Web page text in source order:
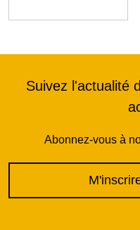
Suivez l'actualité
Abonnez-vous à